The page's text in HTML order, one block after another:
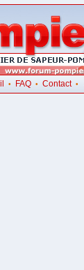
• FAQ• Contact•